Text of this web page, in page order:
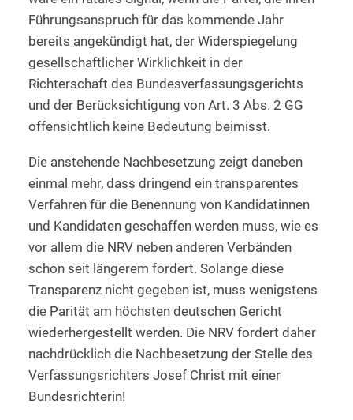
Führungsanspruch für das kommende Jahr
bereits angekündigt hat, der Widerspiegelung
gesellschaftlicher Wirklichkeit in der
Richterschaft des Bundesverfassungsgerichts
und der Berücksichtigung von Art. 3 Abs. 2 GG
offensichtlich keine Bedeutung beimisst.
Die anstehende Nachbesetzung zeigt daneben
einmal mehr, dass dringend ein transparentes
Verfahren für die Benennung von Kandidatinnen
und Kandidaten geschaffen werden muss, wie es
vor allem die NRV neben anderen Verbänden
schon seit längerem fordert. Solange diese
Transparenz nicht gegeben ist, muss wenigstens
die Parität am höchsten deutschen Gericht
wiederhergestellt werden. Die NRV fordert daher
nachdrücklich die Nachbesetzung der Stelle des
Verfassungsrichters Josef Christ mit einer
Bundesrichterin!